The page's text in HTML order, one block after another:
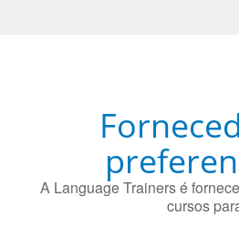
A Language Trainers é
cursos